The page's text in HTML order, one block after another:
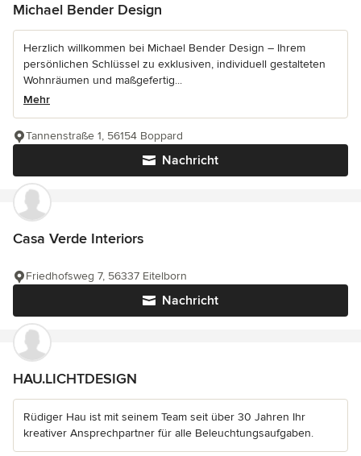
Michael Bender Design
Herzlich willkommen bei Michael Bender Design – Ihrem
persönlichen Schlüssel zu exklusiven, individuell gestalteten
Wohnräumen und maßgefertig...
Mehr
Nachricht
Tannenstraße 1, 56154 Boppard
Casa Verde Interiors
Nachricht
Friedhofsweg 7, 56337 Eitelborn
HAU.LICHTDESIGN
Rüdiger Hau ist mit seinem Team seit über 30 Jahren Ihr
kreativer Ansprechpartner für alle Beleuchtungsaufgaben.